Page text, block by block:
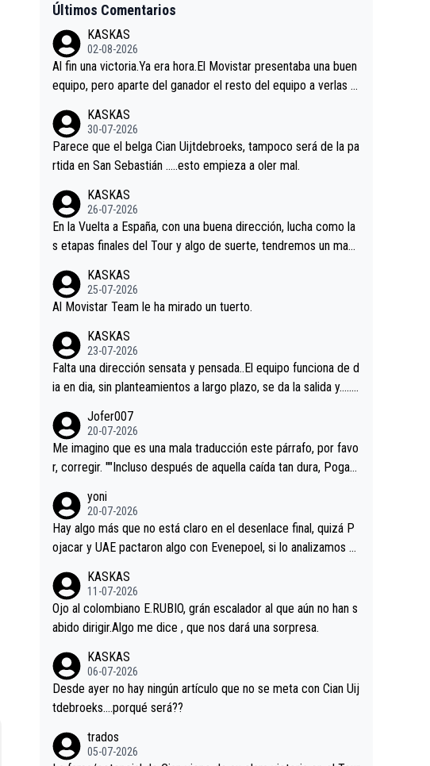
Últimos Comentarios
KASKAS
02-08-2026
Al fin una victoria.Ya era hora.El Movistar presentaba una buen
equipo, pero aparte del ganador el resto del equipo a verlas v
es.La única buena noticia es la mejoría de Enric Más en San S
ebastian.Si en la Vuelta a Burgos sigue la mejoría, podríamos t
ener alguna sorpresa en la Vuelta.Ojalá.
KASKAS
30-07-2026
Parece que el belga Cian Uijtdebroeks, tampoco será de la pa
rtida en San Sebastián …..esto empieza a oler mal.
KASKAS
26-07-2026
En la Vuelta a España, con una buena dirección, lucha como la
s etapas finales del Tour y algo de suerte, tendremos un magn
KASKAS
25-07-2026
Al Movistar Team le ha mirado un tuerto.
KASKAS
23-07-2026
Falta una dirección sensata y pensada..El equipo funciona de d
ia en dia, sin planteamientos a largo plazo, se da la salida y…..v
a, Minguez, Velez etc etc.Me da pena vivir estos momentos t
an tristes sin victorias.
Jofer007
20-07-2026
Me imagino que es una mala traducción este párrafo, por favo
r, corregir. ""Incluso después de aquella caída tan dura, Pogac
rd permaneció pegado a su rueda. Parecía increíble la forma
en la que era capaz de controlar el miedo", recordó."
yoni
20-07-2026
Hay algo más que no está claro en el desenlace final, quizá P
ojacar y UAE pactaron algo con Evenepoel, si lo analizamos P
casi sin pedalear, luego está el saludo con Evenepoel dándose
la mano de una manera muy fraternal, más allá de los típicos t
oques en el hombro con que saludaba a Vingegard. Ahí hubo u
o aprieta, a ver si por querer poner a Del Toro con calzador e
n posición de podio UAE y Pojacar se van complicar el tour.
KASKAS
11-07-2026
Ojo al colombiano E.RUBIO, grán escalador al que aún no han s
abido dirigir.Algo me dice , que nos dará una sorpresa.
KASKAS
06-07-2026
Desde ayer no hay ningún artículo que no se meta con Cian Uij
tdebroeks….porqué será??
trados
05-07-2026